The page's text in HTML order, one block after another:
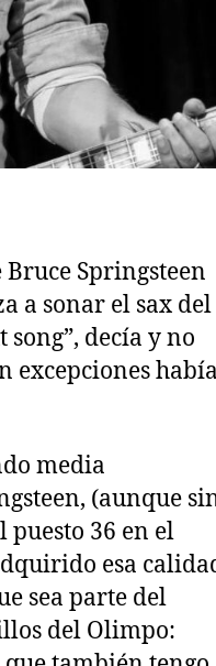
Bruce Springsteen
a sonar el sax del
song”, decía y no
excepciones había
media
(aunque
puesto 36 en el
esa
sea parte del
del Olimpo: